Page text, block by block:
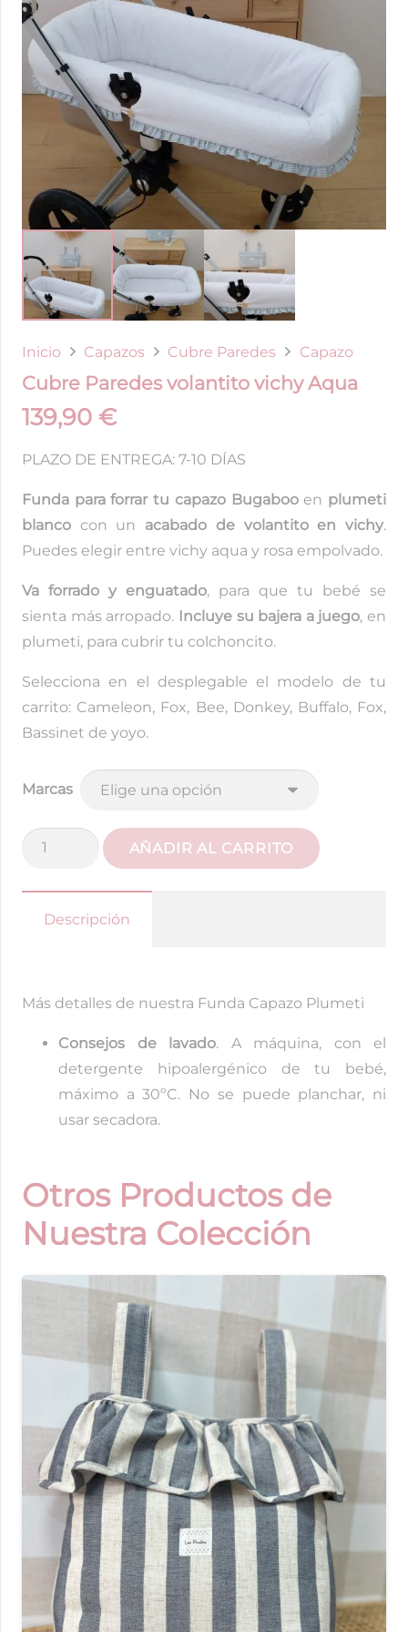
Inicio Capazos Cubre Paredes Capazo
Cubre Paredes volantito vichy Aqua
139,90 €
PLAZO DE ENTREGA: 7-10 DÍAS
Funda para forrar tu capazo Bugabooen plumeti
blanco con un acabado de volantito en vichy.
Puedes elegir entre vichy aqua y rosa empolvado.
Va forrado y enguatado, para que tu bebé se
sienta más arropado. Incluye su bajera a juego, en
plumeti, para cubrir tu colchoncito.
Selecciona en el desplegable el modelo de tu
carrito: Cameleon, Fox, Bee, Donkey, Buffalo, Fox,
Bassinet de yoyo.
Marcas
Cubre
volantito
vichy
AÑADIR AL CARRITO
Descripción
Más detalles de nuestra Funda Capazo Plumeti
Consejos de lavado. A máquina, con el
detergente hipoalergénico de tu bebé,
máximo a 30ºC. No se puede planchar, ni
usar secadora.
Otros Productos de
Nuestra Colección